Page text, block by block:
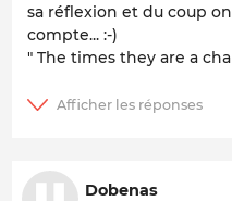
sa réflexion et du coup
compte... :-)
" The times they are a
Dobenas